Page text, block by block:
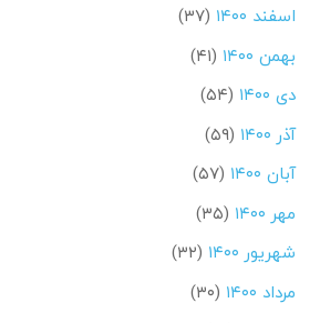
اسفند ۱۴۰۰
(۳۷)
بهمن ۱۴۰۰
(۴۱)
دی ۱۴۰۰
(۵۴)
آذر ۱۴۰۰
(۵۹)
آبان ۱۴۰۰
(۵۷)
مهر ۱۴۰۰
(۳۵)
شهریور ۱۴۰۰
(۳۲)
مرداد ۱۴۰۰
(۳۰)